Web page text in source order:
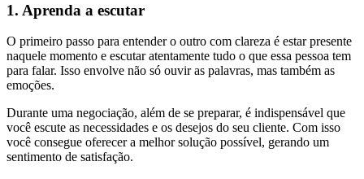
1. Aprenda a escutar
O primeiro passo para entender o outro com clareza é estar presente
naquele momento e escutar atentamente tudo o que essa pessoa tem
para falar. Isso envolve não só ouvir as palavras, mas também as
emoções.
Durante uma negociação, além de se preparar, é indispensável que
você escute as necessidades e os desejos do seu cliente. Com isso
você consegue oferecer a melhor solução possível, gerando um
sentimento de satisfação.